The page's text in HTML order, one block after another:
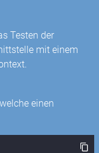
Testen der
mit einem
einen